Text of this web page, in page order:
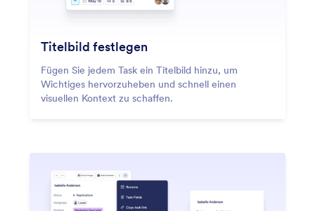
Titelbild festlegen
Fügen Sie jedem Task ein Titelbild hinzu, um
Wichtiges hervorzuheben und schnell einen
visuellen Kontext zu schaffen.